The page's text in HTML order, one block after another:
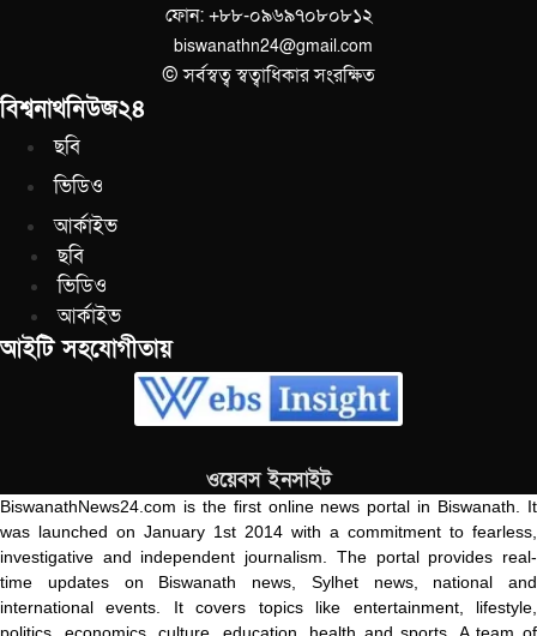
ফোন: +৮৮-০৯৬৯৭০৮০৮১২
biswanathn24@gmail.com
© সর্বস্বত্ব স্বত্বাধিকার সংরক্ষিত
বিশ্বনাথনিউজ২৪
ছবি
ভিডিও
আর্কাইভ
ছবি
ভিডিও
আর্কাইভ
আইটি সহযোগীতায়
ওয়েবস ইনসাইট
BiswanathNews24.com is the first online news portal in Biswanath. It
was launched on January 1st 2014 with a commitment to fearless,
investigative and independent journalism. The portal provides real-
time updates on Biswanath news, Sylhet news, national and
international events. It covers topics like entertainment, lifestyle,
politics, economics, culture, education, health and sports. A team of